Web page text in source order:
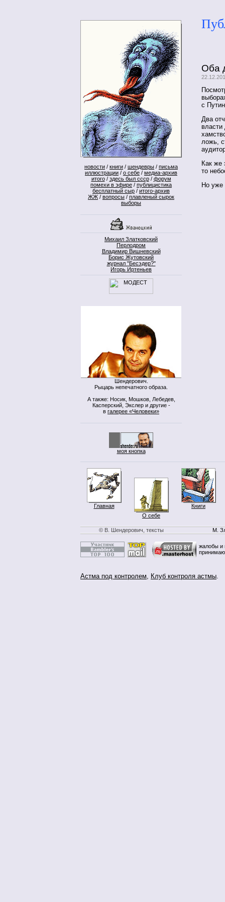
новости / книги / шендевры / письма
иллюстрации / о себе / медиа-архив
итого/ здесь был ссср/ форум
помехи в эфире / публицистика
бесплатный сыр / итого-архив
ЖЖ / вопросы / плавленый сырок
выборы
Михаил Златковский
Перлодром
Владимир Вишневский
Борис Жутовский
журнал "Бесэдер?"
Игорь Иртеньев
Шендерович.
Рыцарь непечатного образа.
А также: Носик, Мошков, Лебедев,
Касперский, Экслер и другие -
в галерее «Человеки»
моя кнопка
Оба
с
Два
ложь,
Как же
то
Но уже
Главная
О себе
Книги
© В. Шендерович, тексты М.
жалобы и
Астма под контролем, Клуб контроля астмы.